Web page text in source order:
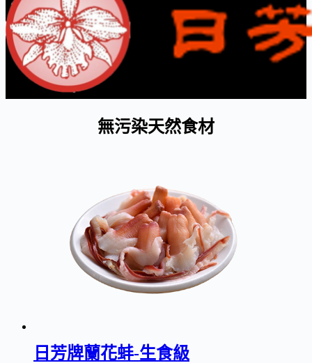
無污染天然食材
日芳牌蘭花蚌-生食級